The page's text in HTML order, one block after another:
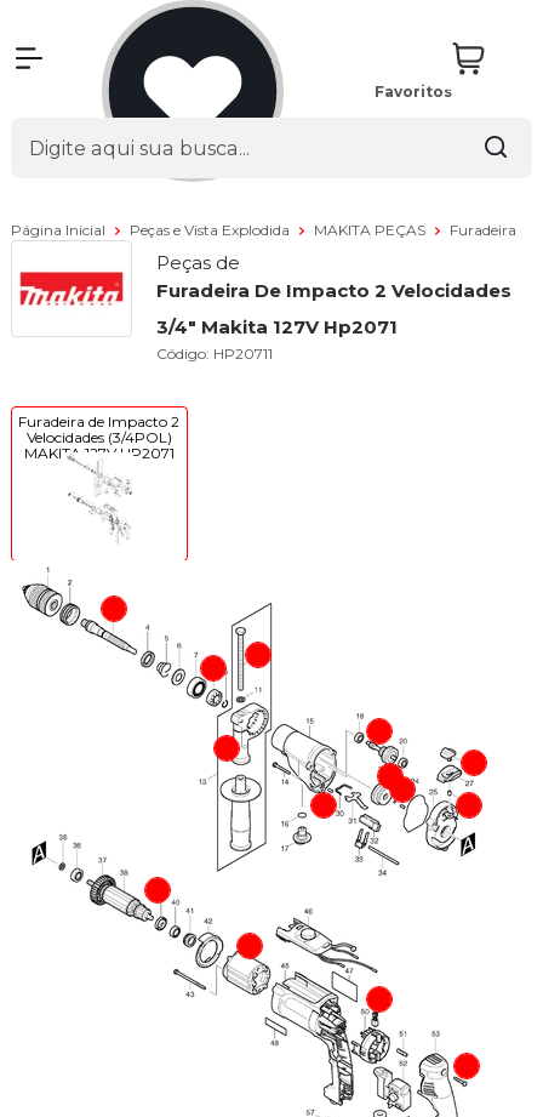
Favoritos
Página Inicial Peças e Vista Explodida MAKITA PEÇAS Furadeira
Peças de
Furadeira De Impacto 2 Velocidades
3/4" Makita 127V Hp2071
Código: HP20711
Furadeira de Impacto 2
Velocidades (3/4POL)
MAKITA 127V HP2071